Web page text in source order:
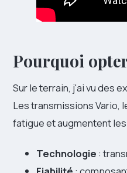
Pourquoi
Sur le terrain, j'ai vu des
Les transmissions Vario,
fatigue et augmentent
Technologie :